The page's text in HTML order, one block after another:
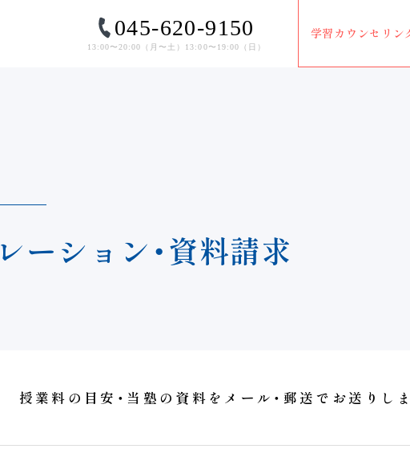
045-620-9150
13:00〜20:00（⽉〜⼟）13:00〜19:00（⽇）
学習カウンセリン
レーシ ョ ン・資料請求
授業料の目安・当塾の資料をメール・郵送でお送りし